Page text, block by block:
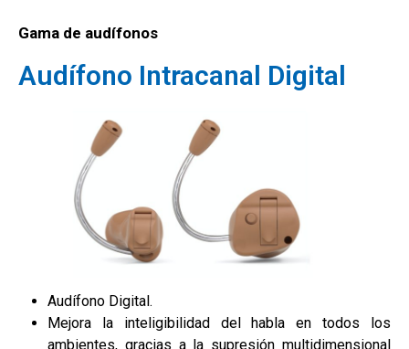
Gama de audífonos
Audífono Intracanal Digital
Audífono Digital.
Mejora la inteligibilidad del habla en todos los
ambientes, gracias a la supresión multidimensional